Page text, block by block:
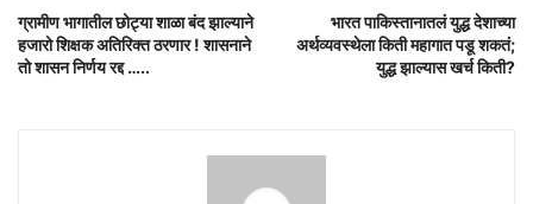
ग्रामीण भागातील छोट्या शाळा बंद झाल्याने
हजारो शिक्षक अतिरिक्त ठरणार ! शासनाने
तो शासन निर्णय रद्द …..
भारत पाकिस्तानातलं युद्ध देशाच्या
अर्थव्यवस्थेला किती महागात पडू शकतं;
युद्ध झाल्यास खर्च किती?